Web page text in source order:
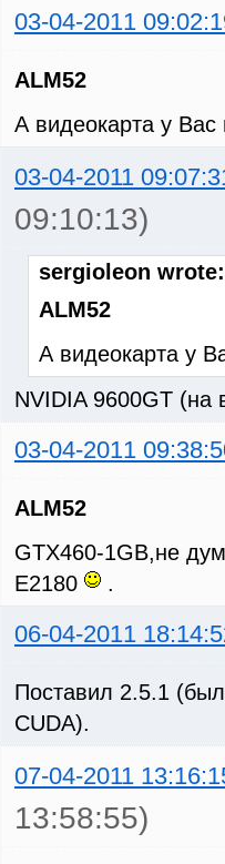
03-04-2011
ALM52
А видеокарта у Вас
03-04-2011
09:10:13)
sergioleon wrote:
ALM52
А видеокарта у
NVIDIA 9600GT (на
03-04-2011
ALM52
GTX460-1GB,не
E2180
.
06-04-2011
Поставил 2.5.1
CUDA).
07-04-2011
13:58:55)